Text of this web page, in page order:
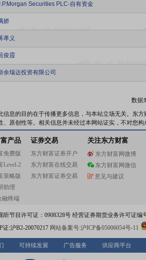
Securities PLC-自有资金
娇
孝义
俊霞
余瑞达投资有限公司
数据
信息的目的在于传播更多信息，与本站立场无关。东
、原创性等。相关信息并未经过本网站证实，不对您
产品
免费版
Level-2
策略版
助理
融终端
证券交易
东方财富证券开户
东方财富在线交易
东方财富证券交易
关注东方财富
东方财富网微博
东方财富网微信
意见与建议
听节目许可证：0908328号 经营证券期货业务许可证编
证:沪B2-20070217 网站备案号:沪ICP备05006054号-11
可持续发展 广告服务 供应商平台